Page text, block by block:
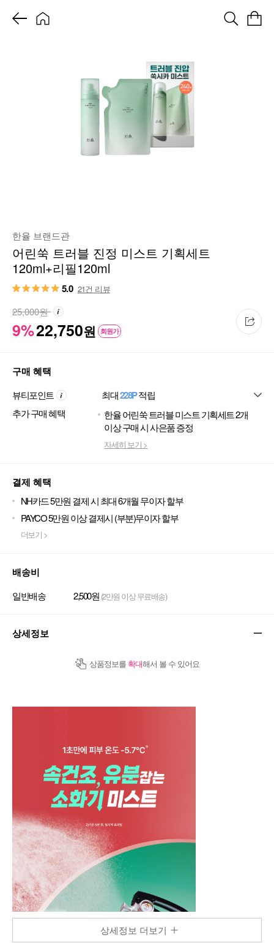
한율 브랜드관
어린쑥 트러블 진정 미스트 기획세트
120ml+리필120ml
5.0 21건 리뷰
9%22,750원 회원가
25,000원
구매 혜택
뷰티포인트 최대228P적립
추가 구매 혜택
한율 어린쑥 트러블 미스트 기획세트 2개
이상 구매 시 사은품 증정
자세히 보기 >
결제 혜택
NH카드 5만원 결제 시 최대 6개월 무이자 할부
PAYCO 5만원 이상 결제시 (부분)무이자 할부
더보기 >
배송비
일반배송 2,500원 (2만원 이상 무료배송)
상세정보
상품정보를 확대해서 볼 수 있어요
상세정보 더보기